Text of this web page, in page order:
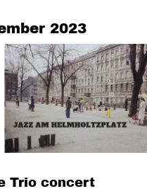
2023
Trio concert